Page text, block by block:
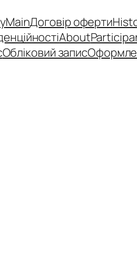
MainДоговір оферти
About
Обліковий запис